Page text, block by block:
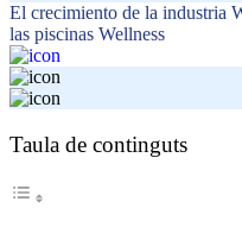
El crecimiento de la industria
las piscinas Wellness
Taula de continguts